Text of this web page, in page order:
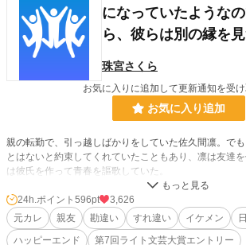
になっていたような
ら、彼らは別の縁を
珠宮さくら
お気に入りに追加して更新通知を受け
お気に入り追加
親の転勤で、引っ越しばかりをしていた佐久間凛。で
とはないと約束してくれていたこともあり、凛は友達
は彼氏を作って青春を謳歌していた。
それが、再び転勤することになったと父に言われて現状
になるとは、凛自身も思ってもいなかった。
24h.ポイント 596pt
3,626
元カレ
親友 勘違い すれ違い イケメン
ハッピーエンド
第7回ライト文芸大賞エントリー